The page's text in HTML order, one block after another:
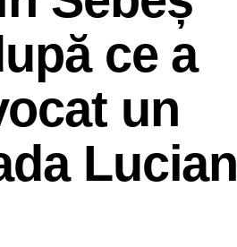
ce a
un
Lucian